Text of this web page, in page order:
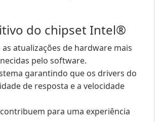
do chipset Intel®
atualizações de hardware mais
pelo software.
garantindo que os drivers do
de resposta e a velocidade
para uma experiência